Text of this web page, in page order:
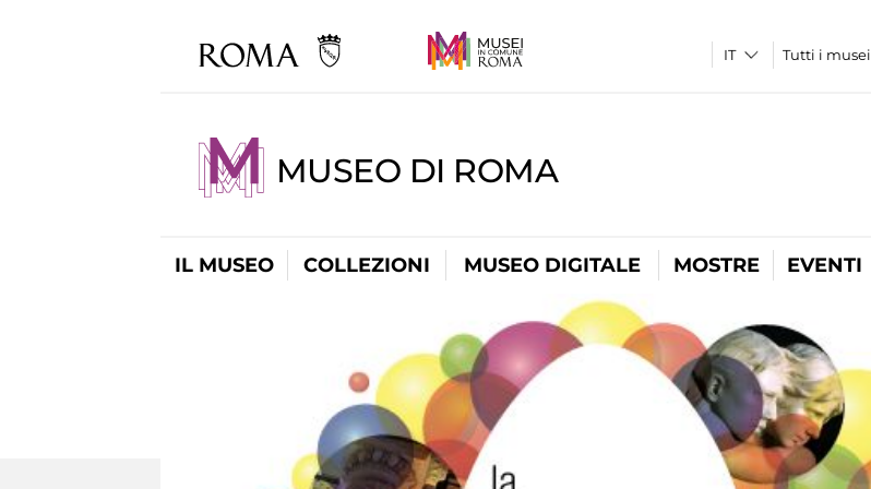
Tutti i musei
MUSEO DI ROMA
IL MUSEO COLLEZIONI MUSEO DIGITALE MOSTRE EVENTI